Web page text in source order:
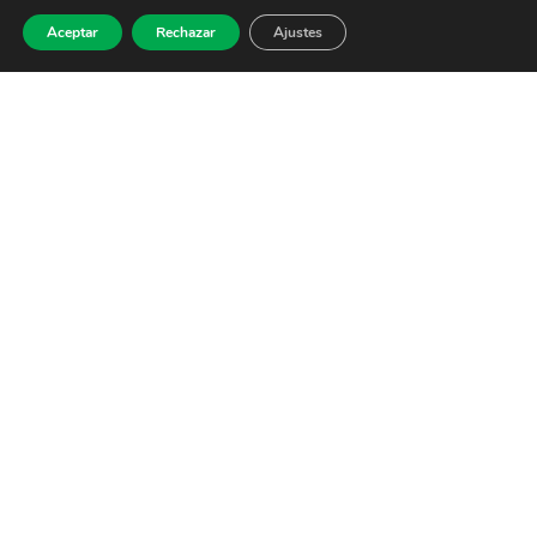
Aceptar Rechazar Ajustes